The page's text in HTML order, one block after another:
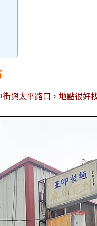
街與太平路口，地點很好